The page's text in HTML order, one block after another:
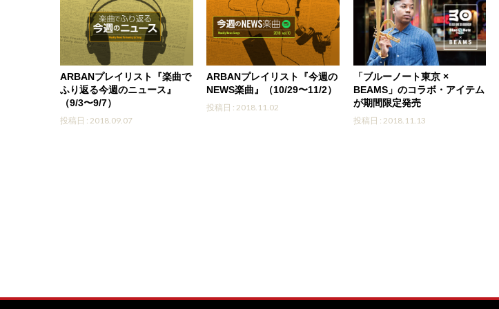
ARBANプレイリスト『楽曲で
ふり返る今週のニュース』
（9/3〜9/7）
投稿日 : 2018.09.07
ARBANプレイリスト『今週の
NEWS楽曲』（10/29〜11/2）
投稿日 : 2018.11.02
「ブルーノート東京 ×
BEAMS」のコラボ・アイテム
が期間限定発売
投稿日 : 2018.11.13